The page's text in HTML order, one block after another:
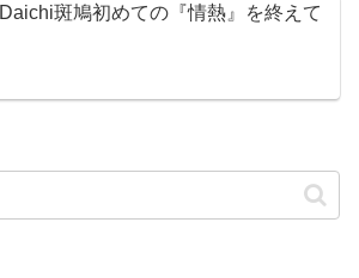
Daichi斑鳩初めての『情熱』を終えて